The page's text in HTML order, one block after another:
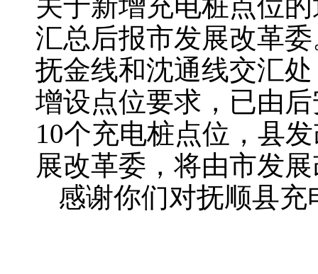
汇总后报市发展改革
抚金线和沈通线交汇
增设点位要求，已由
10个充电桩点位，县
展改革委，将由市发
感谢你们对抚顺县